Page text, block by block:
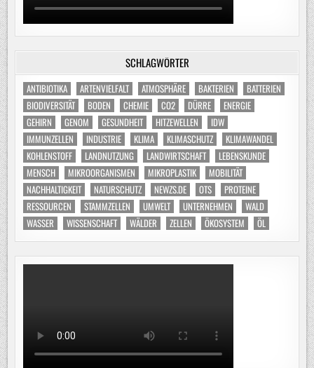
SCHLAGWÖRTER
ANTIBIOTIKA ARTENVIELFALT ATMOSPHÄRE BAKTERIEN
BATTERIEN
BIODIVERSITÄT
BODEN CHEMIE CO2 DÜRRE
ENERGIE
GEHIRN
GENOM GESUNDHEIT HITZEWELLEN
IDW
IMMUNZELLEN
INDUSTRIE KLIMA KLIMASCHUTZ
KLIMAWANDEL
KOHLENSTOFF
LANDNUTZUNG LANDWIRTSCHAFT
LEBENSKUNDE
MENSCH
MIKROORGANISMEN MIKROPLASTIK
MOBILITÄT
NACHHALTIGKEIT
NATURSCHUTZ NEWZS.DE OTS
PROTEINE
RESSOURCEN
STAMMZELLEN UMWELT UNTERNEHMEN
WALD
WASSER
WISSENSCHAFT WÄLDER ZELLEN ÖKOSYSTEM ÖL